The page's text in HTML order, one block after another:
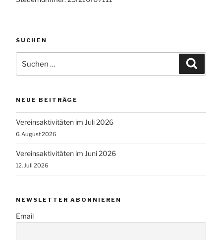
SUCHEN
nach:
NEUE BEITRÄGE
Vereinsaktivitäten im Juli 2026
6. August 2026
Vereinsaktivitäten im Juni 2026
12. Juli 2026
NEWSLETTER ABONNIEREN
Email